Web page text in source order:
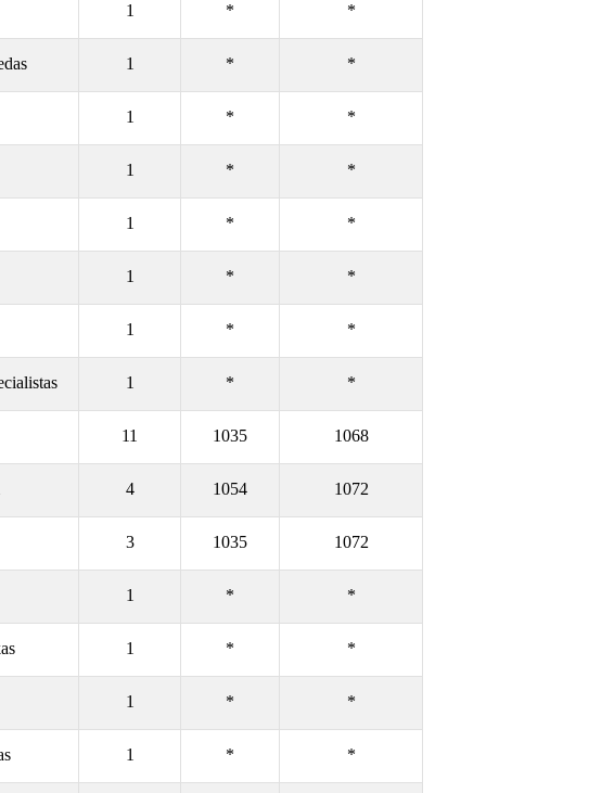
1 * *
1 * *
1 * *
1 * *
1 * *
1 * *
1 * *
1 * *
11 1035 1068
4 1054 1072
3 1035 1072
1 * *
1 * *
1 * *
1 * *